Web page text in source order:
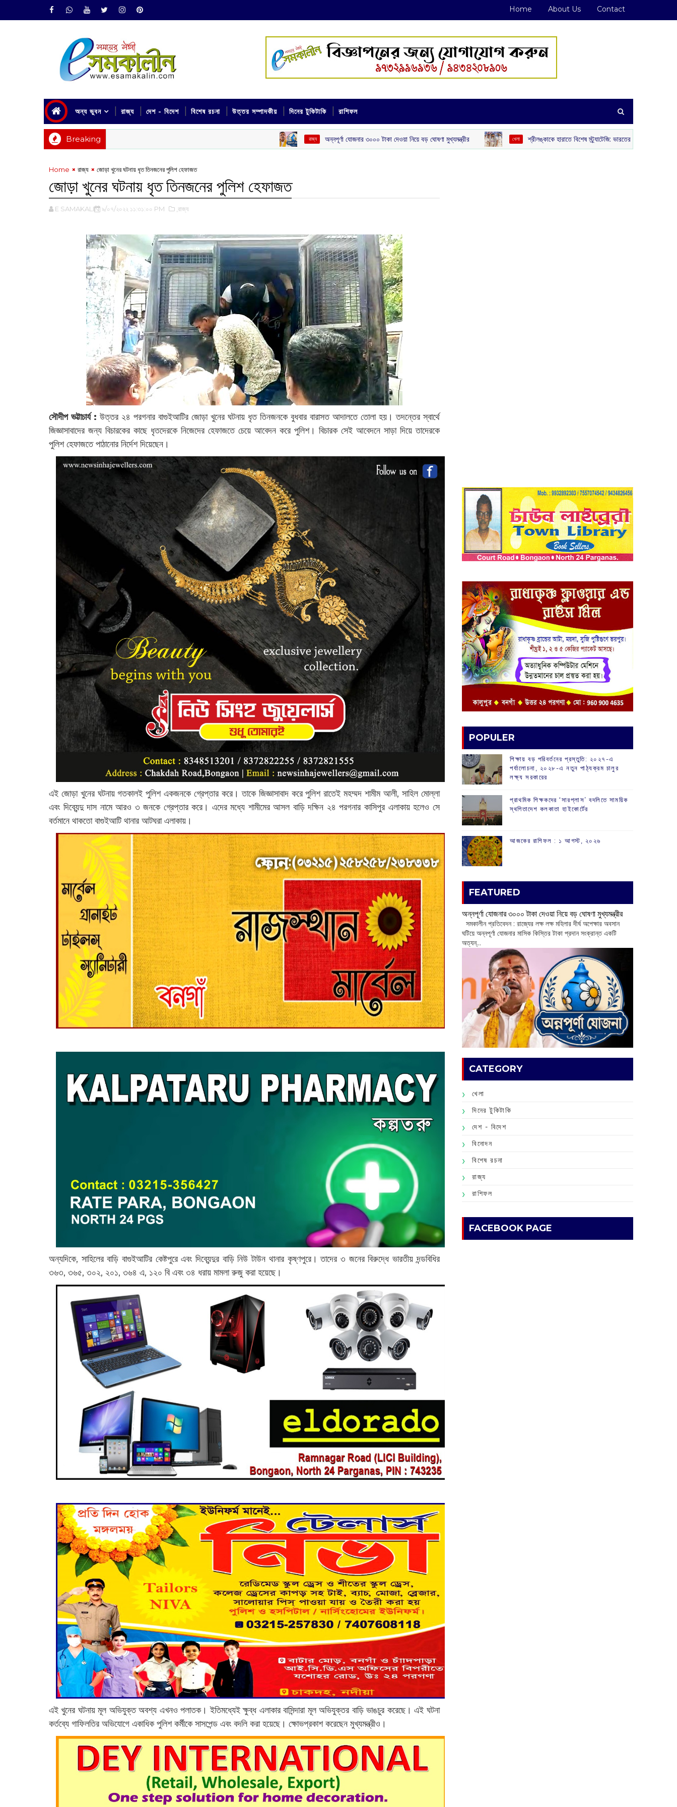
Home About Us Contact
অন্য ভুবন রাজ্য দেশ - বিদেশ বিশেষ রচনা উত্তর সম্পাদকীয় দিনের টুকিটাকি রাশিফল
Breaking অন্নপূর্ণা যোজনার ৩০০০ টাকা দেওয়া নিয়ে বড় ঘোষণা মুখ্যমন্ত্রীর খেলা শ্রীলঙ্কাকে হারাতে বিশেষ স্ট্র্যাটেজি: ভারতের নেট বোলার হিসেবে উড়ে গেলেন ৪
Home রাজ্য ‌জোড়া খুনের ঘটনায় ধৃত তিনজনের পুলিশ হেফাজত
‌জোড়া খুনের ঘটনায় ধৃত তিনজনের পুলিশ হেফাজত
E SAMAKALIN ৯/০৭/২০২২ ১১:৩১:০০ PM ,রাজ্য
সৌদীপ ভট্টাচার্য : উত্তর ২৪ পরগনার বাগুইআটির জোড়া খুনের ঘটনায় ধৃত তিনজনকে বুধবার বারাসত আদালতে তোলা হয়। তদন্তের স্বার্থে
জিজ্ঞাসাবাদের জন্য বিচারকের কাছে ধৃতদেরকে নিজেদের হেফাজতে চেয়ে আবেদন করে পুলিশ। বিচারক সেই আবেদনে সাড়া দিয়ে তাদেরকে
পুলিশ হেফাজতে পাঠানোর নির্দেশ দিয়েছেন।
এই জোড়া খুনের ঘটনায় গতকালই পুলিশ একজনকে গ্রেপ্তার করে। তাকে জিজ্ঞাসাবাদ করে পুলিশ রাতেই মহম্মদ শামীম আলী, সাহিল মোল্লা
এবং দিব্যেন্দু দাস নামে আরও ৩ জনকে গ্রেপ্তার করে। এদের মধ্যে শামীমের আসল বাড়ি দক্ষিন ২৪ পরগনার কাসিপুর এলাকায় হলেও সে
বর্তমানে থাকতো বাগুইআটি থানার আটঘরা এলাকায়।
অন্যদিকে, সাহিলের বাড়ি বাগুইআটির কেষ্টপুরে এবং দিব্যেন্দুর বাড়ি নিউ টাউন থানার কৃষ্ণপুরে। তাদের ৩ জনের বিরুদ্ধে ভারতীয় দন্ডবিধির
৩৬৩, ৩৬৫, ৩০২, ২০১, ৩৬৪ এ, ১২০ বি এবং ৩৪ ধরায় মামলা রুজু করা হয়েছে।
এই খুনের ঘটনায় মূল অভিযুক্ত অবশ্য এখনও পলাতক। ইতিমধ্যেই ক্ষুব্ধ এলাকার বাসিন্দারা মূল অভিযুক্তর বাড়ি ভাঙচুর করেছে। এই ঘটনা
কর্তব্যে গাফিলতির অভিযোগে একাধিক পুলিশ কর্মীকে সাসপেন্ড এবং বদলি করা হয়েছে। ক্ষোভপ্রকাশ করেছেন মুখ্যমন্ত্রীও।
POPULER
শিক্ষায় বড় পরিবর্তনের প্রস্তুতি: ২০২৭-এ
পর্যালোচনা, ২০২৮-এ নতুন পাঠ্যক্রম চালুর
লক্ষ্য সরকারের
প্রাথমিক শিক্ষকদের ‘সারপ্লাস’ বদলিতে সাময়িক
স্থগিতাদেশ কলকাতা হাইকোর্টের
আজকের রাশিফল :‌ ‌‌১ আগস্ট, ২০২৬
FEATURED
অন্নপূর্ণা যোজনার ৩০০০ টাকা দেওয়া নিয়ে বড় ঘোষণা মুখ্যমন্ত্রীর
সমকালীন প্রতিবেদন : রাজ্যের লক্ষ লক্ষ মহিলার দীর্ঘ অপেক্ষার অবসান
ঘটিয়ে অন্নপূর্ণা যোজনার মাসিক কিস্তির টাকা প্রদান সংক্রান্ত একটি
অত্যন্...
CATEGORY
খেলা
দিনের টুকিটাকি
দেশ - বিদেশ
বিনোদন
বিশেষ রচনা
রাজ্য
রাশিফল
FACEBOOK PAGE